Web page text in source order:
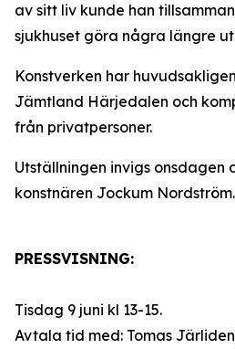
av sitt liv kunde han
sjukhuset göra några längre
Konstverken har
Jämtland Härjedalen och
från privatpersoner.
Utställningen invigs onsdagen
konstnären Jockum Nordström.
PRESSVISNING:
Tisdag 9 juni kl 13-15.
Avtala tid med: Tomas